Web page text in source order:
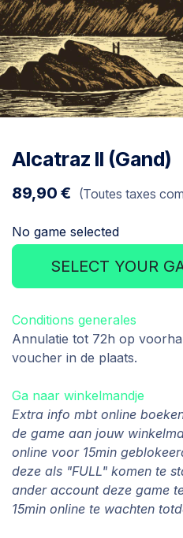
Alcatraz II (Gand)
89,90 € (Toutes taxes
No game selected
SELECT YOUR
Conditions generales
Annulatie tot 72h op
voucher in de plaats.
Ga naar winkelmandje
Extra info mbt online
de game aan jouw
online voor 15min
deze als "FULL" komen te
ander account deze game
15min online te wachten